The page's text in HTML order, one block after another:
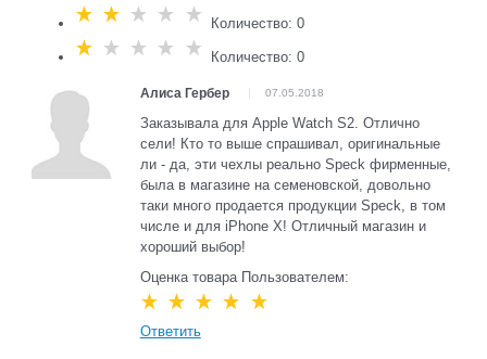
Количество: 0
Количество: 0
Алиса Гербер 07.05.2018
Заказывала для Apple Watch S2. Отлично
сели! Кто то выше спрашивал, оригинальные
ли - да, эти чехлы реально Speck фирменные,
была в магазине на семеновской, довольно
таки много продается продукции Speck, в том
числе и для iPhone X! Отличный магазин и
хороший выбор!
Оценка товара Пользователем:
Ответить